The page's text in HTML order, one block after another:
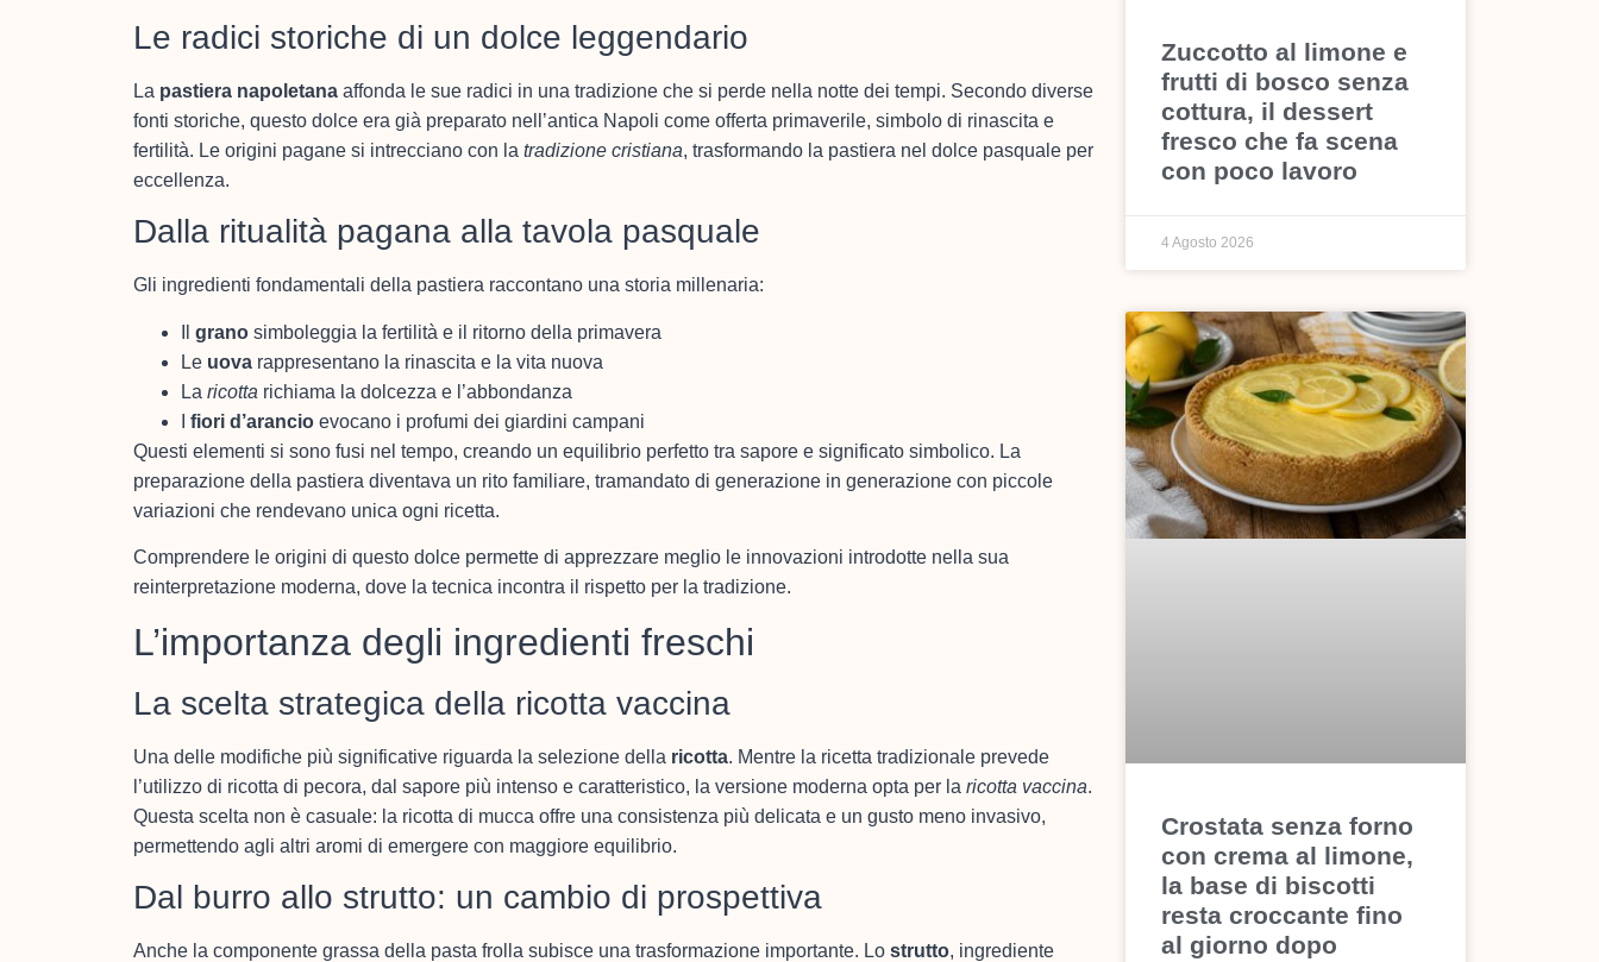
Zuccotto al limone e
frutti di bosco senza
cottura, il dessert
fresco che fa scena
con poco lavoro
4 Agosto 2026
Crostata senza forno
con crema al limone,
la base di biscotti
resta croccante fino
al giorno dopo
Le radici storiche di un dolce leggendario
La pastiera napoletana affonda le sue radici in una tradizione che si perde nella notte dei tempi. Secondo diverse
fonti storiche, questo dolce era già preparato nell’antica Napoli come offerta primaverile, simbolo di rinascita e
fertilità. Le origini pagane si intrecciano con la tradizione cristiana, trasformando la pastiera nel dolce pasquale per
eccellenza.
Dalla ritualità pagana alla tavola pasquale
Gli ingredienti fondamentali della pastiera raccontano una storia millenaria:
grano simboleggia la fertilità e il ritorno della primavera
Le uova rappresentano la rinascita e la vita nuova
La ricotta richiama la dolcezza e l’abbondanza
fiori d’arancio evocano i profumi dei giardini campani
Questi elementi si sono fusi nel tempo, creando un equilibrio perfetto tra sapore e significato simbolico. La
preparazione della pastiera diventava un rito familiare, tramandato di generazione in generazione con piccole
variazioni che rendevano unica ogni ricetta.
Comprendere le origini di questo dolce permette di apprezzare meglio le innovazioni introdotte nella sua
reinterpretazione moderna, dove la tecnica incontra il rispetto per la tradizione.
L’importanza degli ingredienti freschi
La scelta strategica della ricotta vaccina
Una delle modifiche più significative riguarda la selezione della ricotta. Mentre la ricetta tradizionale prevede
l’utilizzo di ricotta di pecora, dal sapore più intenso e caratteristico, la versione moderna opta per la ricotta vaccina.
Questa scelta non è casuale: la ricotta di mucca offre una consistenza più delicata e un gusto meno invasivo,
permettendo agli altri aromi di emergere con maggiore equilibrio.
Dal burro allo strutto: un cambio di prospettiva
Anche la componente grassa della pasta frolla subisce una trasformazione importante. Lo strutto, ingrediente